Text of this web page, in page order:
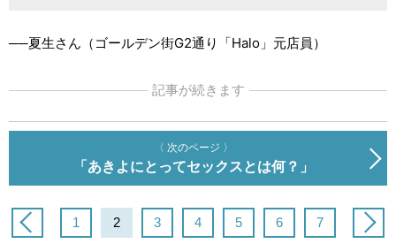
──夏生さん（ゴールデン街G2通り「Halo」元店員）
記事が続きます
〈 次のページ 〉
「あきよにとってセックスとは何？」
1 2 3 4 5 6 7